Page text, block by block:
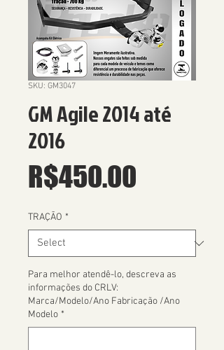
SKU: GM3047
GM Agile 2014 até
2016
R$450.00
TRAÇÃO *
Para melhor atendê-lo, descreva as
informações do CRLV:
Marca/Modelo/Ano Fabricação /Ano
Modelo *